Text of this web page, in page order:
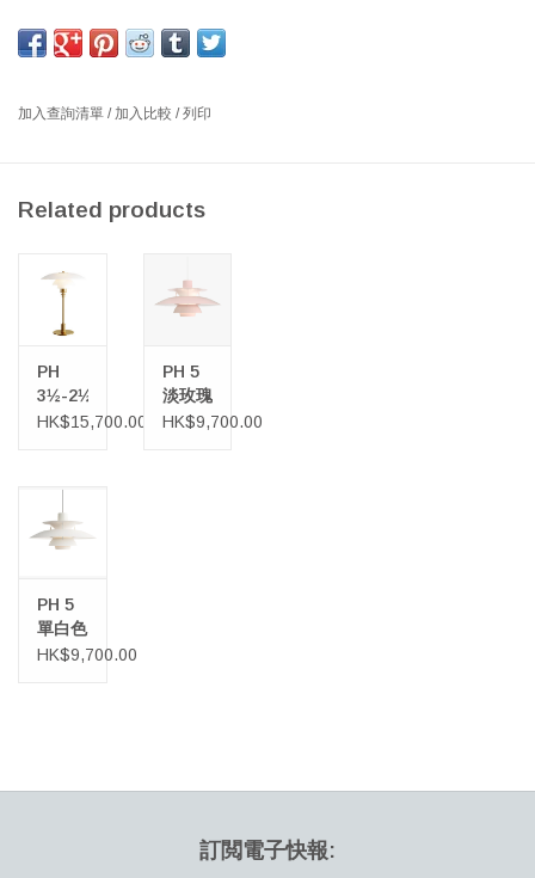
燈罩，直通開關，2.8 米白色布電線，帶英式插頭
設計師：POUL HENNINGSEN 丹麥
供柔和無眩光的光線。
的燈頭，燈頭可以旋轉 45 度，以將光線引導到所需的位置。
直到 20 世紀 50 年代中期，PH 2/2 問號檯燈都是由黃銅製成，並配
為了紀念這一點以及亨寧森對色彩和光線的迷戀，PH 2/2 問號淡玫
瑰色檯燈應運而生。
加入查詢清單 / 加入比較 /列印
Related products
PH
3½-2½
黃銅色
HK$15,700.00
PH 5
淡玫瑰
色天花
HK$9,700.00
PH 5
單白色
吊燈
HK$9,700.00
訂閲電子快報: